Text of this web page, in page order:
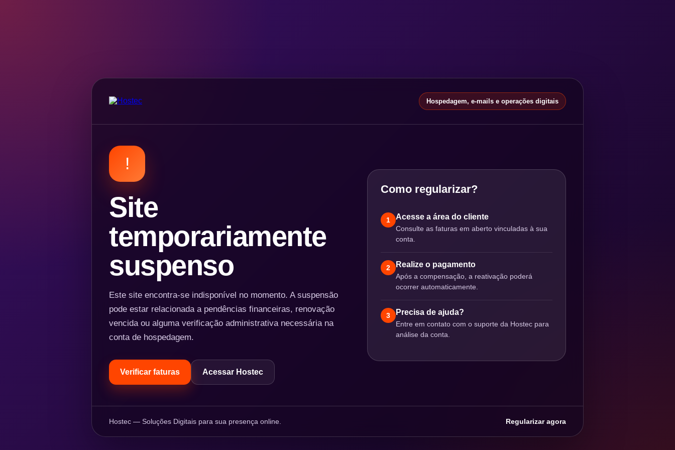
Hospedagem, e-mails e operações digitais
!
Site
temporariamente
suspenso
Este site encontra-se indisponível no momento. A suspensão
pode estar relacionada a pendências financeiras, renovação
vencida ou alguma verificação administrativa necessária na
conta de hospedagem.
Verificar faturas Acessar Hostec
Como regularizar?
1 Acesse a área do cliente
Consulte as faturas em aberto vinculadas à sua
conta.
2 Realize o pagamento
Após a compensação, a reativação poderá
ocorrer automaticamente.
3 Precisa de ajuda?
Entre em contato com o suporte da Hostec para
análise da conta.
Hostec — Soluções Digitais para sua presença online. Regularizar agora